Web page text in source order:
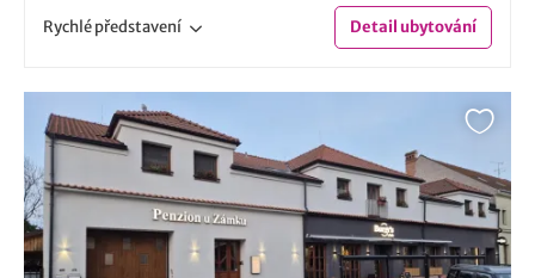
Rychlépředstavení Detailubytování